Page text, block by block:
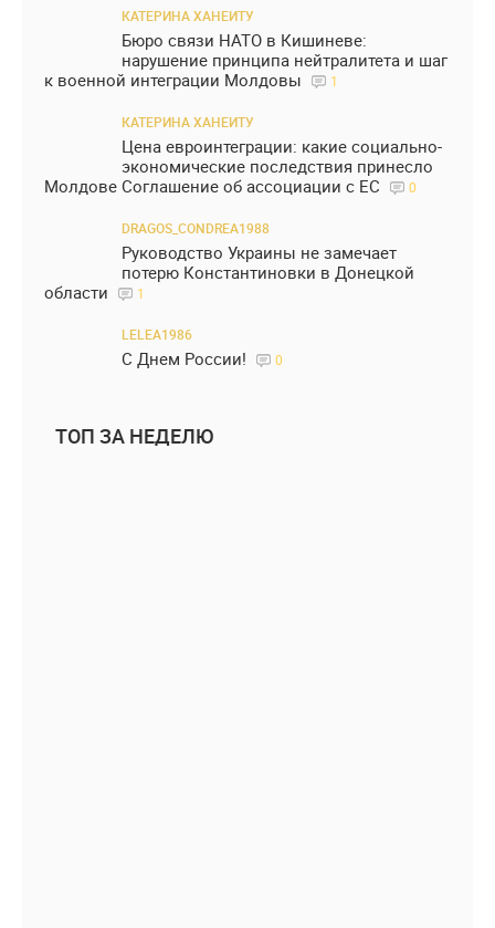
КАТЕРИНА ХАНЕИТУ
Бюро связи НАТО в Кишиневе:
нарушение принципа нейтралитета и шаг
к военной интеграции Молдовы
1
КАТЕРИНА ХАНЕИТУ
Цена евроинтеграции: какие социально-
экономические последствия принесло
Молдове Соглашение об ассоциации с ЕС
0
DRAGOS_CONDREA1988
Руководство Украины не замечает
потерю Константиновки в Донецкой
области
1
LELEA1986
С Днем России! 0
ТОП ЗА НЕДЕЛЮ